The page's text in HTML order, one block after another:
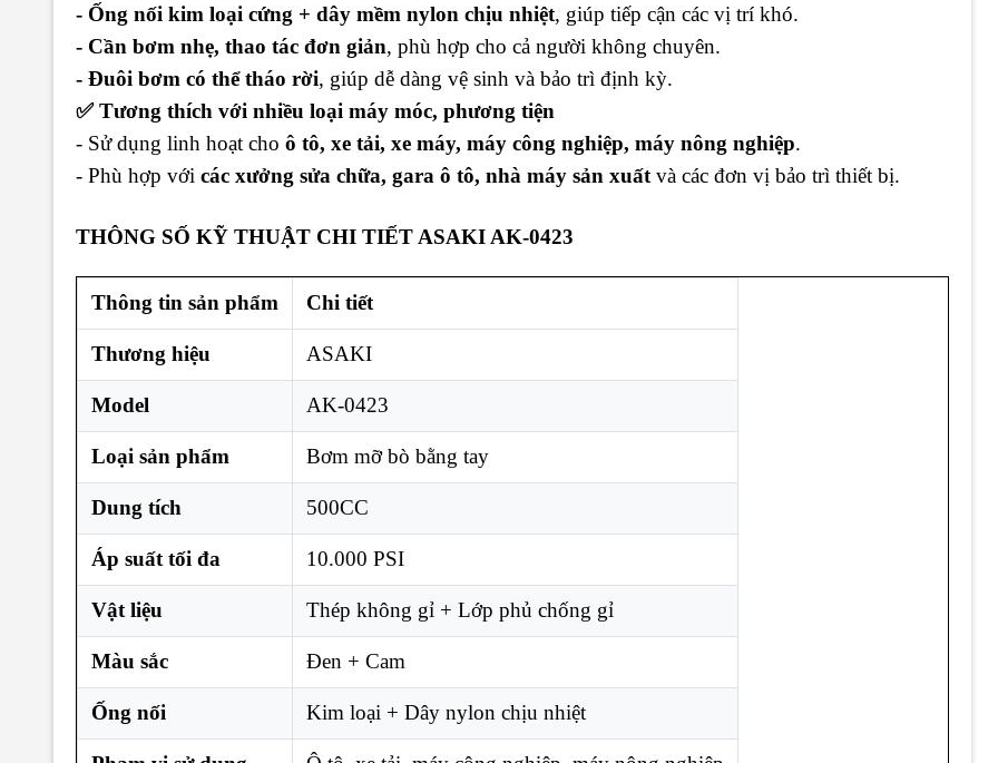
- Ống nối kim loại cứng + dây mềm nylon chịu nhiệt, giúp tiếp cận các vị trí khó.
- Cần bơm nhẹ, thao tác đơn giản, phù hợp cho cả người không chuyên.
- Đuôi bơm có thể tháo rời, giúp dễ dàng vệ sinh và bảo trì định kỳ.
✅Tương thích với nhiều loại máy móc, phương tiện
- Sử dụng linh hoạt cho ô tô, xe tải, xe máy, máy công nghiệp, máy nông nghiệp.
- Phù hợp với các xưởng sửa chữa, gara ô tô, nhà máy sản xuất và các đơn vị bảo trì thiết bị.
THÔNG SỐ KỸ THUẬT CHI TIẾT ASAKI AK-0423
Thông tin sản phẩm Chi tiết
Thương hiệu ASAKI
Model AK-0423
Loại sản phẩm Bơm mỡ bò bằng tay
Dung tích 500CC
Áp suất tối đa 10.000 PSI
Vật liệu Thép không gỉ + Lớp phủ chống gỉ
Màu sắc Đen + Cam
Ống nối Kim loại + Dây nylon chịu nhiệt